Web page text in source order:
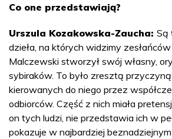
Co one przedstawiają?
Urszula Kozakowska-Zaucha: Są
dzieła, na których widzimy zesłańców
Malczewski stworzył swój własny,
sybiraków. To było zresztą
kierowanych do niego przez
odbiorców. Część z nich miała
on tych ludzi, nie przedstawia ich w
pokazuje w najbardziej